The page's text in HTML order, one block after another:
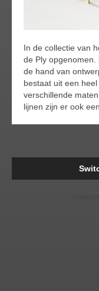
In de collectie van
de Ply opgenomen.
de hand van
bestaat uit een
verschillende
lijnen zijn er ook